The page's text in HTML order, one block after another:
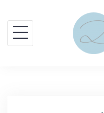
content